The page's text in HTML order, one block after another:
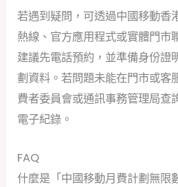
若遇到疑問，可透過中國移動香
熱線、官方應用程式或實體門市
建議先電話預約，並準備身份證
劃資料。若問題未能在門市或客
費者委員會或通訊事務管理局查
電子紀錄。
FAQ
什麼是「中國移動月費計劃無限